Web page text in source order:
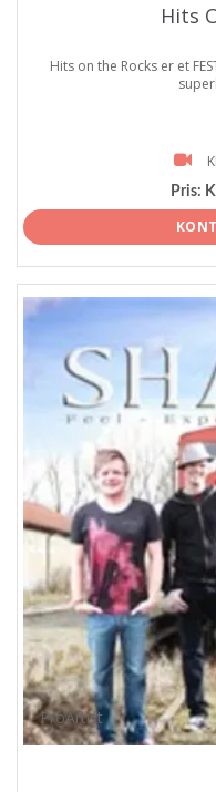
Hits
Hits on the Rocks er et
Pris:
ProArtist